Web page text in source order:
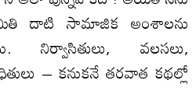
దాటి సామాజిక అంశాలను
నిర్వాసితులు, వలసలు,
– కనుకనే తరవాత కథల్లో